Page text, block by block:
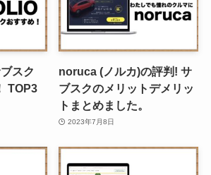
スク
TOP3
noruca (ノルカ)の評判! サ
ブスクのメリットデメリッ
トまとめました。
2023年7月8日